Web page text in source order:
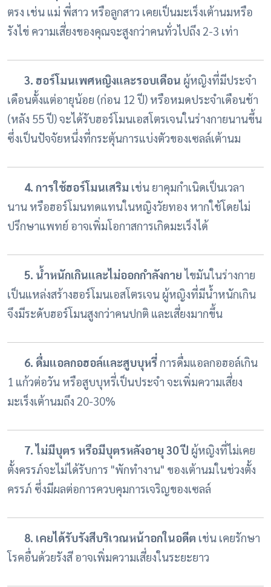
ตรง เช่น แม่ พี่สาว หรือลูกสาว เคยเป็นมะเร็งเต้านมหรือ
รังไข่ ความเสี่ยงของคุณจะสูงกว่าคนทั่วไปถึง 2-3 เท่า
3. ฮอร์โมนเพศหญิงและรอบเดือน ผู้หญิงที่มีประจำ
เดือนตั้งแต่อายุน้อย (ก่อน 12 ปี) หรือหมดประจำเดือนช้า
(หลัง 55 ปี) จะได้รับฮอร์โมนเอสโตรเจนในร่างกายนานขึ้น
ซึ่งเป็นปัจจัยหนึ่งที่กระตุ้นการแบ่งตัวของเซลล์เต้านม
4. การใช้ฮอร์โมนเสริม เช่น ยาคุมกำเนิดเป็นเวลา
นาน หรือฮอร์โมนทดแทนในหญิงวัยทอง หากใช้โดยไม่
ปรึกษาแพทย์ อาจเพิ่มโอกาสการเกิดมะเร็งได้
5. น้ำหนักเกินและไม่ออกกำลังกายไขมันในร่างกาย
เป็นแหล่งสร้างฮอร์โมนเอสโตรเจน ผู้หญิงที่มีน้ำหนักเกิน
จึงมีระดับฮอร์โมนสูงกว่าคนปกติ และเสี่ยงมากขึ้น
6. ดื่มแอลกอฮอล์และสูบบุหรี่การดื่มแอลกอฮอล์เกิน
1 แก้วต่อวัน หรือสูบบุหรี่เป็นประจำ จะเพิ่มความเสี่ยง
มะเร็งเต้านมถึง 20-30%
7. ไม่มีบุตร หรือมีบุตรหลังอายุ 30 ปี ผู้หญิงที่ไม่เคย
ตั้งครรภ์จะไม่ได้รับการ "พักทำงาน" ของเต้านมในช่วงตั้ง
ครรภ์ ซึ่งมีผลต่อการควบคุมการเจริญของเซลล์
8. เคยได้รับรังสีบริเวณหน้าอกในอดีต เช่น เคยรักษา
โรคอื่นด้วยรังสี อาจเพิ่มความเสี่ยงในระยะยาว